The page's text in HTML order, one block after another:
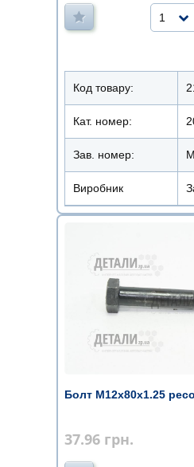
1
Код товару:
Кат. номер:
Зав. номер:
Виробник
Болт М12х80х1.25
37.96 грн.